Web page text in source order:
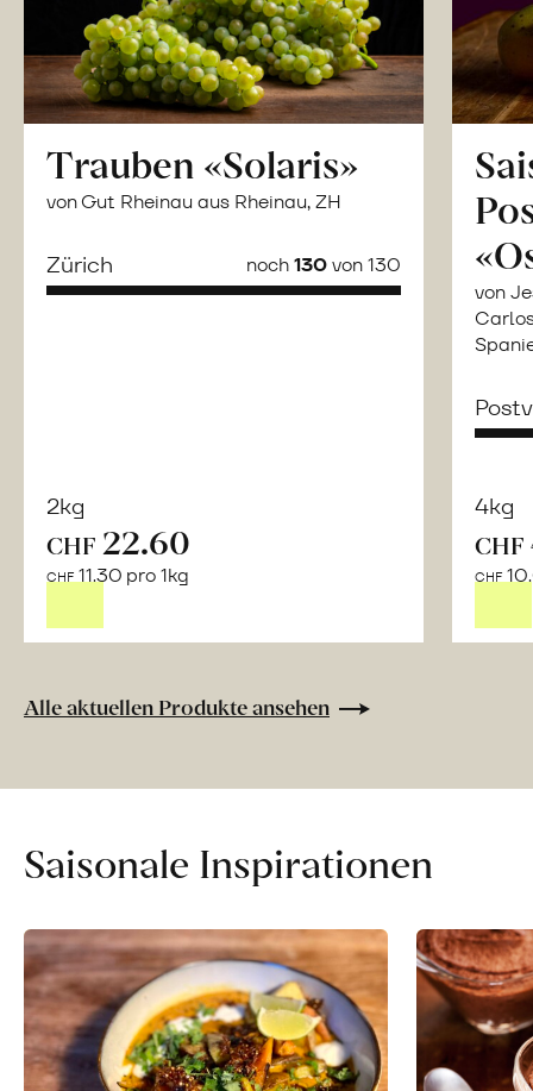
Trauben «Solaris»
von Gut Rheinau aus Rheinau, ZH
Zürich noch130von 130
2kg
CHF 22.60
CHF 11.30 pro 1kg
Bio-
ohne
ab
erfahren
von
4kg
CHF
CHF
Alle aktuellen Produkte ansehen
Saisonale Inspirationen